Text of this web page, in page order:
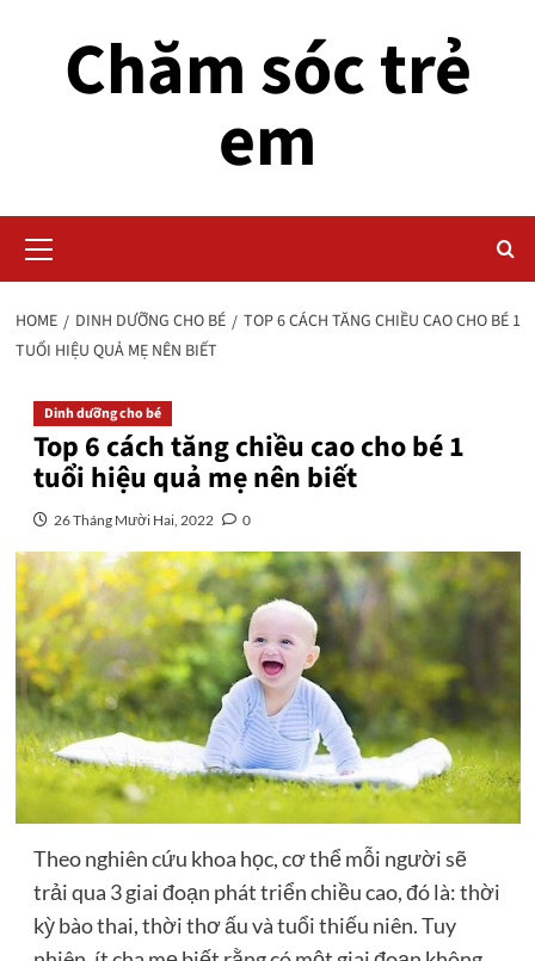
Chăm sóc trẻ
em
Menu
HOME DINH DƯỠNG CHO BÉ
TOP 6 CÁCH TĂNG CHIỀU CAO CHO BÉ 1
TUỔI HIỆU QUẢ MẸ NÊN BIẾT
Dinh dưỡng cho bé
Top 6 cách tăng chiều cao cho bé 1
tuổi hiệu quả mẹ nên biết
26 Tháng Mười Hai, 2022 0
Theo nghiên cứu khoa học, cơ thể mỗi người sẽ
trải qua 3 giai đoạn phát triển chiều cao, đó là: thời
kỳ bào thai, thời thơ ấu và tuổi thiếu niên. Tuy